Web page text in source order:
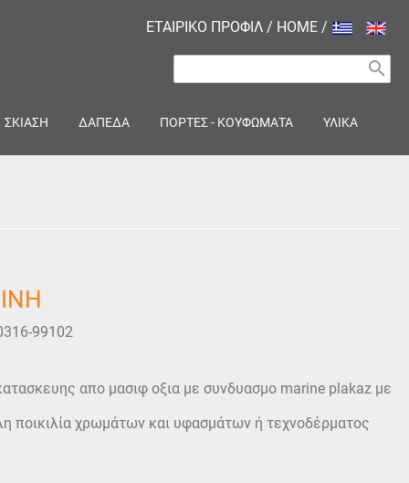
ΕΤΑΙΡΙΚΟ ΠΡΟΦΙΛ / HOME /
search
ΣΚΙΑΣΗ ΔΑΠΕΔΑ ΠΟΡΤΕΣ - ΚΟΥΦΩΜΑΤΑ ΥΛΙΚΑ
99102
απο μασιφ οξια με συνδυασμο marine plakaz με
ποικιλία χρωμάτων και υφασμάτων ή τεχνοδέρματος